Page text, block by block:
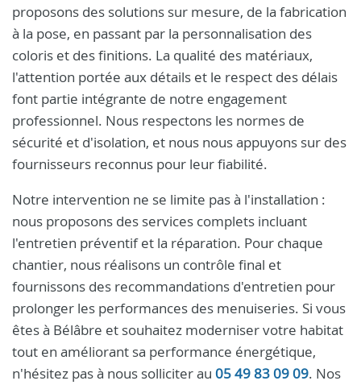
proposons des solutions sur mesure, de la fabrication
à la pose, en passant par la personnalisation des
coloris et des finitions. La qualité des matériaux,
l'attention portée aux détails et le respect des délais
font partie intégrante de notre engagement
professionnel. Nous respectons les normes de
sécurité et d'isolation, et nous nous appuyons sur des
fournisseurs reconnus pour leur fiabilité.
Notre intervention ne se limite pas à l'installation :
nous proposons des services complets incluant
l'entretien préventif et la réparation. Pour chaque
chantier, nous réalisons un contrôle final et
fournissons des recommandations d'entretien pour
prolonger les performances des menuiseries. Si vous
êtes à Bélâbre et souhaitez moderniser votre habitat
tout en améliorant sa performance énergétique,
n'hésitez pas à nous solliciter au 05 49 83 09 09. Nos